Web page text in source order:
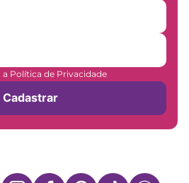
Política de Privacidade
Cadastrar